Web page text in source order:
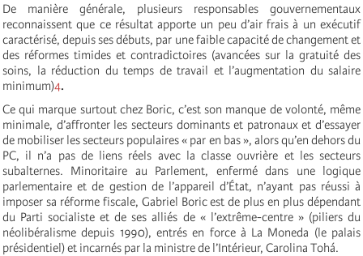
De manière générale, plusieurs responsables gouvernementaux
reconnaissent que ce résultat apporte un peu d’air frais à un exécutif
caractérisé, depuis ses débuts, par une faible capacité de changement et
des réformes timides et contradictoires (avancées sur la gratuité des
soins, la réduction du temps de travail et l’augmentation du salaire
minimum)4.
Ce qui marque surtout chez Boric, c’est son manque de volonté, même
minimale, d’affronter les secteurs dominants et patronaux et d’essayer
de mobiliser les secteurs populaires « par en bas », alors qu’en dehors du
PC, il n’a pas de liens réels avec la classe ouvrière et les secteurs
subalternes. Minoritaire au Parlement, enfermé dans une logique
parlementaire et de gestion de l’appareil d’État, n’ayant pas réussi à
imposer sa réforme fiscale, Gabriel Boric est de plus en plus dépendant
du Parti socialiste et de ses alliés de « l’extrême-centre » (piliers du
néolibéralisme depuis 1990), entrés en force à La Moneda (le palais
présidentiel) et incarnés par la ministre de l’Intérieur, Carolina Tohá.